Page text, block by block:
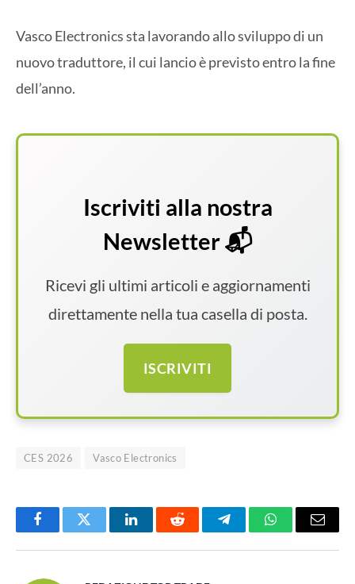
Vasco Electronics sta lavorando allo sviluppo di un
nuovo traduttore, il cui lancio è previsto entro la fine
dell’anno.
Iscriviti alla nostra
Newsletter 📬
Ricevi gli ultimi articoli e aggiornamenti
direttamente nella tua casella di posta.
ISCRIVITI
CES 2026 Vasco Electronics
FacebookTwitter LinkedInReddit TelegramWhatsAppEmail